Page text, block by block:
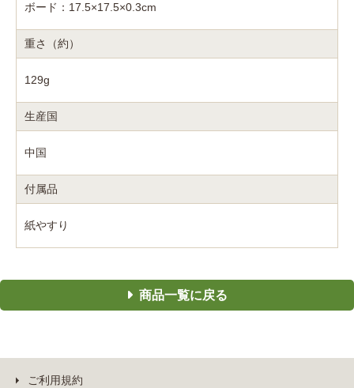
ボード：17.5×17.5×0.3cm
重さ（約）
129g
生産国
中国
付属品
紙やすり
商品一覧に戻る
ご利用規約